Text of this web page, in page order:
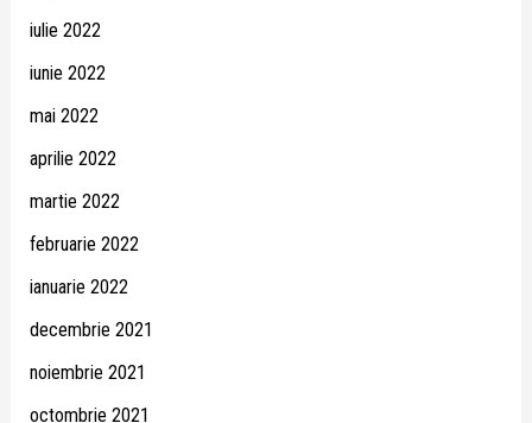
iulie 2022
iunie 2022
mai 2022
aprilie 2022
martie 2022
februarie 2022
ianuarie 2022
decembrie 2021
noiembrie 2021
octombrie 2021